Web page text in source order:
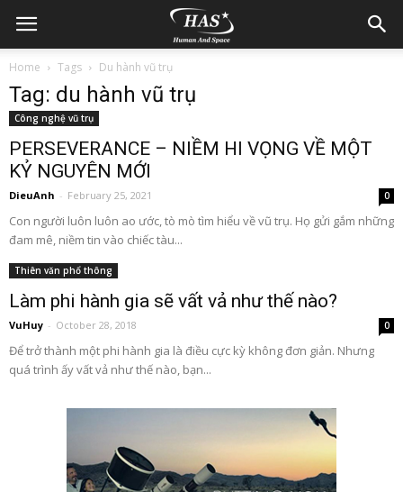
Home Tags Du hành vũ trụ
Tag: du hành vũ trụ
Công nghệ vũ trụ
PERSEVERANCE – NIỀM HI VỌNG VỀ MỘT
KỶ NGUYÊN MỚI
DieuAnh - February 25, 2021 0
Con người luôn luôn ao ước, tò mò tìm hiểu về vũ trụ. Họ gửi gắm những
đam mê, niềm tin vào chiếc tàu...
Thiên văn phổ thông
Làm phi hành gia sẽ vất vả như thế nào?
VuHuy - October 28, 2018 0
Để trở thành một phi hành gia là điều cực kỳ không đơn giản. Nhưng
quá trình ấy vất vả như thế nào, bạn...